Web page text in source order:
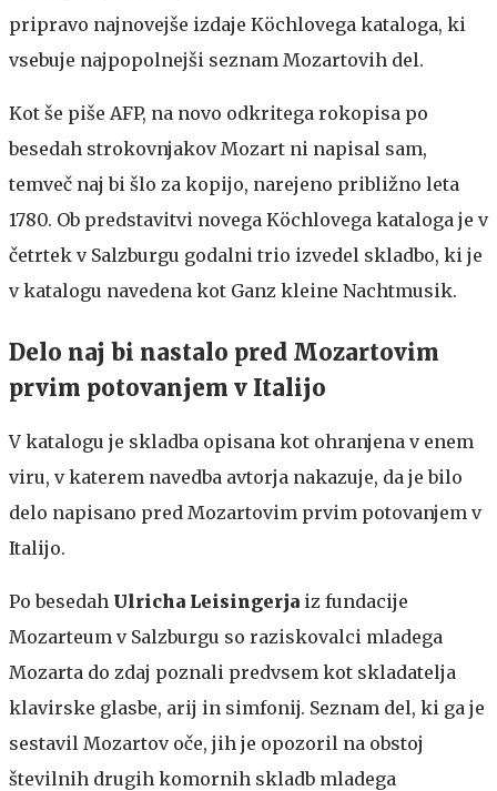
pripravo najnovejše izdaje Köchlovega kataloga, ki
vsebuje najpopolnejši seznam Mozartovih del.
Kot še piše AFP, na novo odkritega rokopisa po
besedah strokovnjakov Mozart ni napisal sam,
temveč naj bi šlo za kopijo, narejeno približno leta
1780. Ob predstavitvi novega Köchlovega kataloga je v
četrtek v Salzburgu godalni trio izvedel skladbo, ki je
v katalogu navedena kot Ganz kleine Nachtmusik.
Delo naj bi nastalo pred Mozartovim
prvim potovanjem v Italijo
V katalogu je skladba opisana kot ohranjena v enem
viru, v katerem navedba avtorja nakazuje, da je bilo
delo napisano pred Mozartovim prvim potovanjem v
Italijo.
Po besedah Ulricha Leisingerja iz fundacije
Mozarteum v Salzburgu so raziskovalci mladega
Mozarta do zdaj poznali predvsem kot skladatelja
klavirske glasbe, arij in simfonij. Seznam del, ki ga je
sestavil Mozartov oče, jih je opozoril na obstoj
številnih drugih komornih skladb mladega